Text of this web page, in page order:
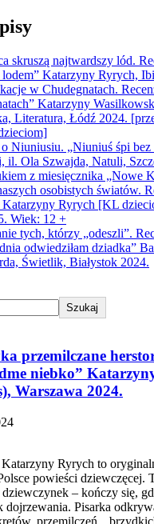
skruszą najtwardszy lód.
lodem” Katarzyny Ryrych,
w Chudegnatach.
Katarzyny
Literatura, Łódź 2024.
Niuniusiu. „Niuniuś śpi bez
il. Ola Szwajda, Natuli,
z miesięcznika „Nowe
osobistych światów.
Katarzyny Ryrych [KL
Wiek: 12 +
tych, którzy „odeszli”.
odwiedziłam dziadka”
Świetlik, Białystok 2024.
Szukaj
przemilczane
niebko”
Warszawa 2024.
Ryrych to
powieści dziewczęcej.
– kończy się,
dojrzewania. Pisarka
przemilczeń,